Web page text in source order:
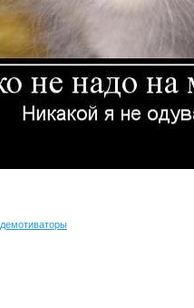
демотиваторы